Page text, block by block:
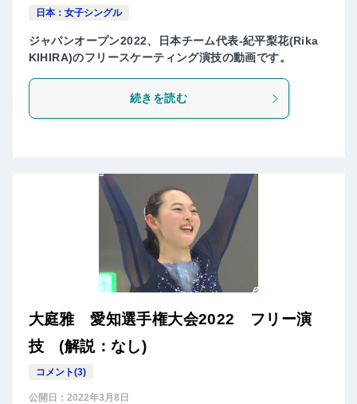
日本：女子シングル
ジャパンオープン2022、日本チーム代表-紀平梨花(Rika
KIHIRA)のフリースケーティング演技の動画です。
続きを読む
大庭雅 愛知選手権大会2022 フリー演
技 (解説：なし)
コメント(3)
公開日： 2022年3月8日